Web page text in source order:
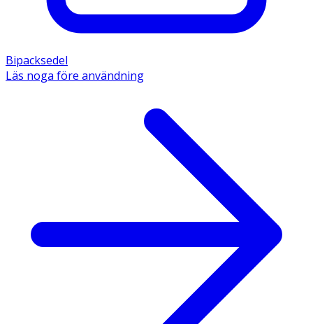
Bipacksedel
Läs noga före användning